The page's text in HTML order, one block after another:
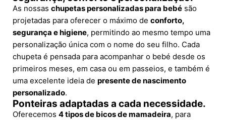
As nossas chupetas personalizadas para bebé são
projetadas para oferecer o máximo de conforto,
segurança e higiene, permitindo ao mesmo tempo uma
personalização única com o nome do seu filho. Cada
chupeta é pensada para acompanhar o bebé desde os
primeiros meses, em casa ou em passeios, e também é
uma excelente ideia de presente de nascimento
personalizado.
Ponteiras adaptadas a cada necessidade.
Oferecemos 4 tipos de bicos de mamadeira, para